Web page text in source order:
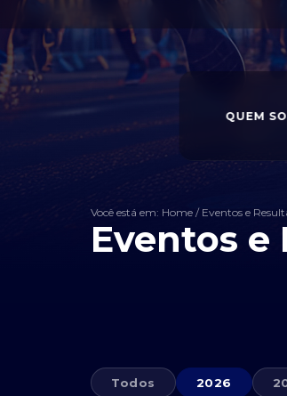
QUEM
Você está em: Home / Eventos e
Eventos e
Todos 2026